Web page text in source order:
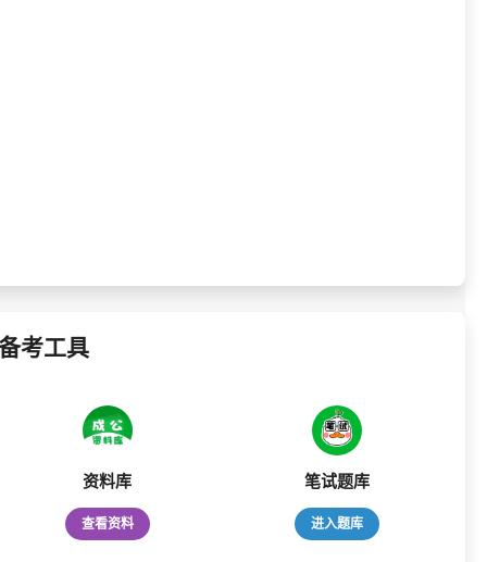
考工具
资料库
查看资料
笔试题库
进入题库